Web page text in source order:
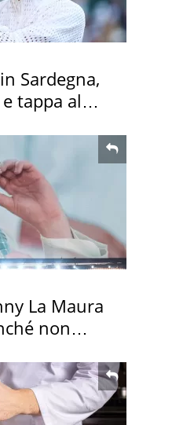
Sardegna,
tappa al
La Maura
non